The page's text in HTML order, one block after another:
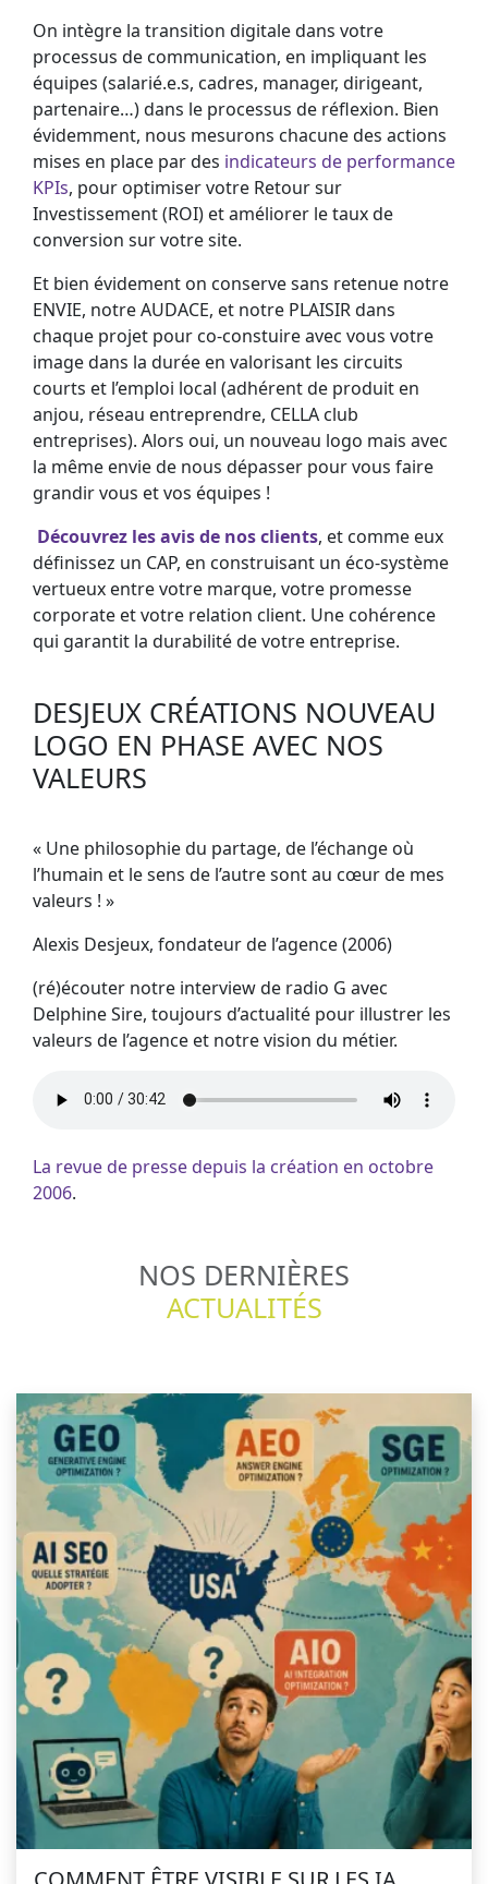
On intègre la transition digitale dans votre
processus de communication, en impliquant les
équipes (salarié.e.s, cadres, manager, dirigeant,
partenaire…) dans le processus de réflexion. Bien
évidemment, nous mesurons chacune des actions
mises en place par des indicateurs de performance
KPIs, pour optimiser votre Retour sur
Investissement (ROI) et améliorer le taux de
conversion sur votre site.
Et bien évidement on conserve sans retenue notre
ENVIE, notre AUDACE, et notre PLAISIR dans
chaque projet pour co-constuire avec vous votre
image dans la durée en valorisant les circuits
courts et l’emploi local (adhérent de produit en
anjou, réseau entreprendre, CELLA club
entreprises). Alors oui, un nouveau logo mais avec
la même envie de nous dépasser pour vous faire
grandir vous et vos équipes !
Découvrez les avis de nos clients, et comme eux
définissez un CAP, en construisant un éco-système
vertueux entre votre marque, votre promesse
corporate et votre relation client. Une cohérence
qui garantit la durabilité de votre entreprise.
DESJEUX CRÉATIONS NOUVEAU
LOGO EN PHASE AVEC NOS
VALEURS
« Une philosophie du partage, de l’échange où
l’humain et le sens de l’autre sont au cœur de mes
valeurs ! »
Alexis Desjeux, fondateur de l’agence (2006)
(ré)écouter notre interview de radio G avec
Delphine Sire, toujours d’actualité pour illustrer les
valeurs de l’agence et notre vision du métier.
La revue de presse depuis la création en octobre
2006.
NOS DERNIÈRES
ACTUALITÉS